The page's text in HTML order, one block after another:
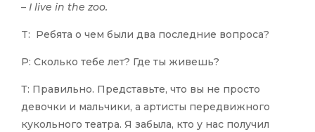
– I live in the zoo.
T: Ребята о чем были два последние вопроса?
Р: Сколько тебе лет? Где ты живешь?
Т: Правильно. Представьте, что вы не просто
девочки и мальчики, а артисты передвижного
кукольного театра. Я забыла, кто у нас получил